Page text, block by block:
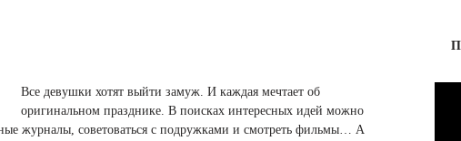
Все девушки хотят выйти замуж. И каждая мечтает об
оригинальном празднике. В поисках интересных идей можно
журналы, советоваться с подружками и смотреть фильмы… А